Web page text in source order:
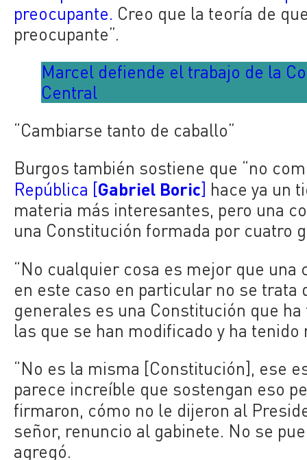
preocupante. Creo que la teoría de
preocupante”.
Marcel defiende el trabajo de la
Central
“Cambiarse tanto de caballo”
Burgos también sostiene que “no
República [Gabriel Boric] hace ya un
materia más interesantes, pero una
una Constitución formada por cuatro
“No cualquier cosa es mejor que una
en este caso en particular no se
generales es una Constitución que
las que se han modificado y ha
“No es la misma [Constitución], ese
parece increíble que sostengan eso
firmaron, cómo no le dijeron al
señor, renuncio al gabinete. No se
agregó.